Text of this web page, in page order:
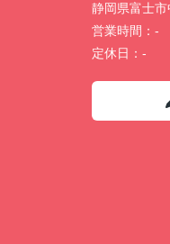
静岡県富士
営業時間： -
定休日： -